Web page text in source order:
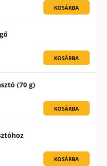
KOSÁRBA
KOSÁRBA
(70 g)
KOSÁRBA
KOSÁRBA